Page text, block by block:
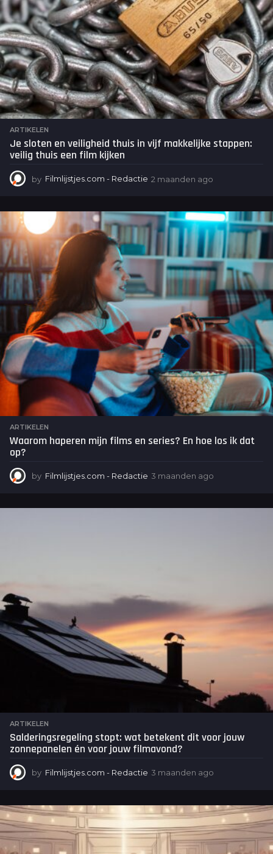
ARTIKELEN
Je sloten en veiligheid thuis in vijf makkelijke stappen:
veilig thuis een film kijken
by Filmlijstjes.com - Redactie 2 maanden ago
a
n
d
n
a
g
o
ARTIKELEN
Waarom haperen mijn films en series? En hoe los ik dat
op?
by Filmlijstjes.com - Redactie 3 maanden ago
a
ARTIKELEN
Salderingsregeling stopt: wat betekent dit voor jouw
zonnepanelen én voor jouw filmavond?
by Filmlijstjes.com - Redactie 3 maanden ago
a
n
d
e